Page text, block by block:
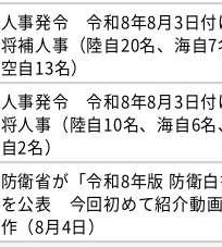
人事発令 令和8年8月3日付
将補人事（陸自20名、海自7
空自13名）
人事発令 令和8年8月3日付
将人事（陸自10名、海自6名
自2名）
防衛省が「令和8年版 防衛白
を公表 今回初めて紹介動
作（8月4日）